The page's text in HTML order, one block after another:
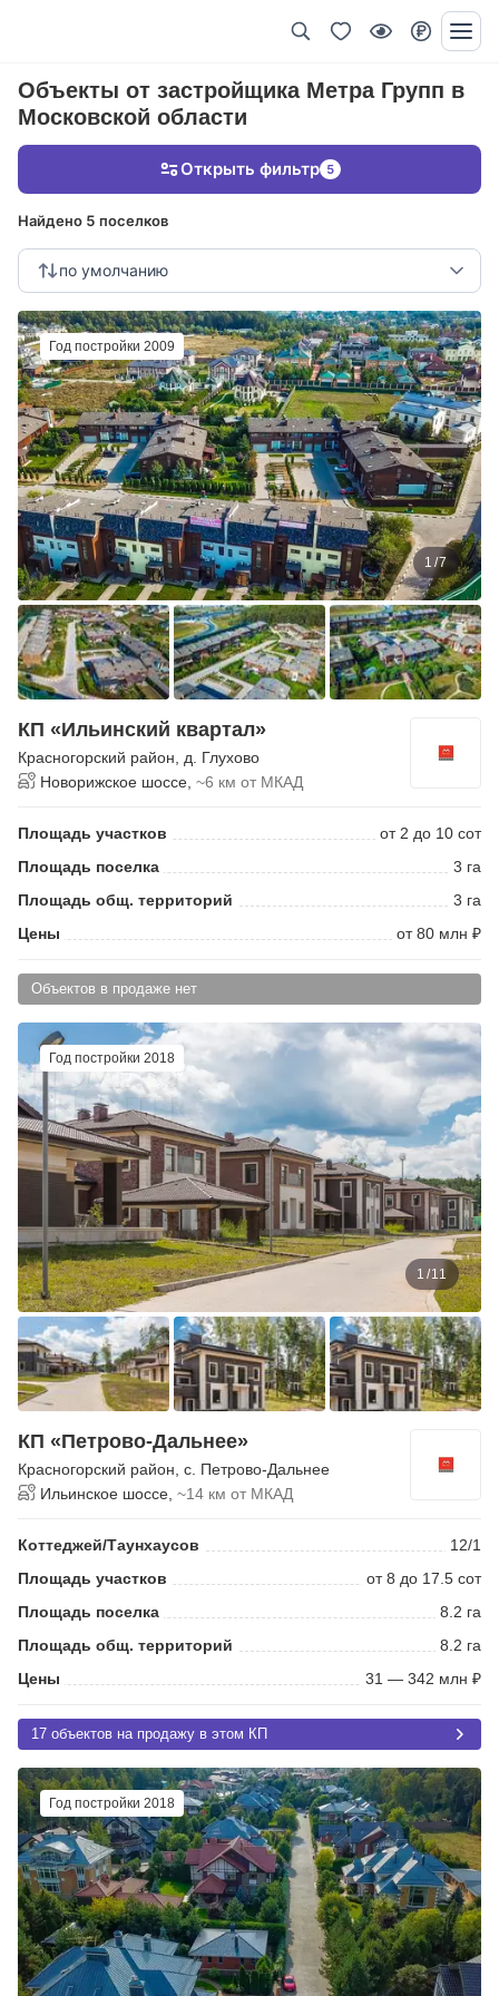
Объекты от застройщика Метра Групп в
Московской области
Найдено 5 поселков
по умолчанию
Открыть фильтр 5
Год постройки 2009
1 /7
КП «Ильинский квартал»
Красногорский район
д. Глухово
Новорижское шоссе, ~6 км от МКАД
Площадь участков
от 2 до 10 сот
Площадь поселка
3 га
Площадь общ. территорий
3 га
Цены
от 80 млн ₽
Объектов в продаже нет
Год постройки 2018
1 /11
КП «Петрово-Дальнее»
Красногорский район с. Петрово-Дальнее
Ильинское шоссе, ~14 км от МКАД
Коттеджей/Таунхаусов
12/1
Площадь участков
от 8 до 17.5 сот
Площадь поселка
8.2 га
Площадь общ. территорий
8.2 га
Цены
31 — 342 млн ₽
17 объектов на продажу в этом КП
Год постройки 2018